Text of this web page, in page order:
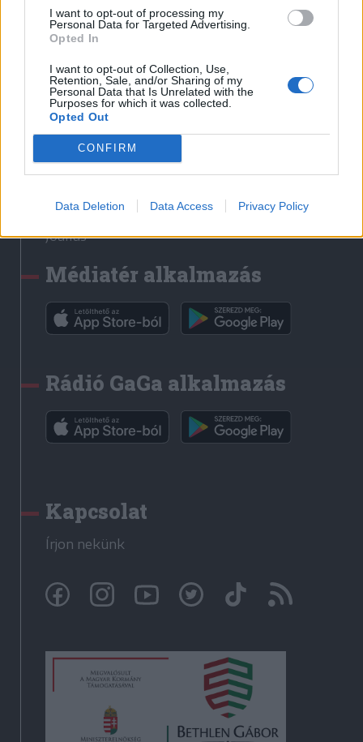
I want to opt-out of processing my
Personal Data for Targeted Advertising.
Opted In
I want to opt-out of Collection, Use,
Retention, Sale, and/or Sharing of my
Personal Data that Is Unrelated with the
Purposes for which it was collected.
Opted Out
CONFIRM
Data Deletion Data Access Privacy Policy
Médiatér
Liget
Krónika
Bihari Napló
Erdélyi Napló
Főtér
Rádió GaGa
Jóállás
Médiatér alkalmazás
Rádió GaGa alkalmazás
Kapcsolat
Írjon nekünk